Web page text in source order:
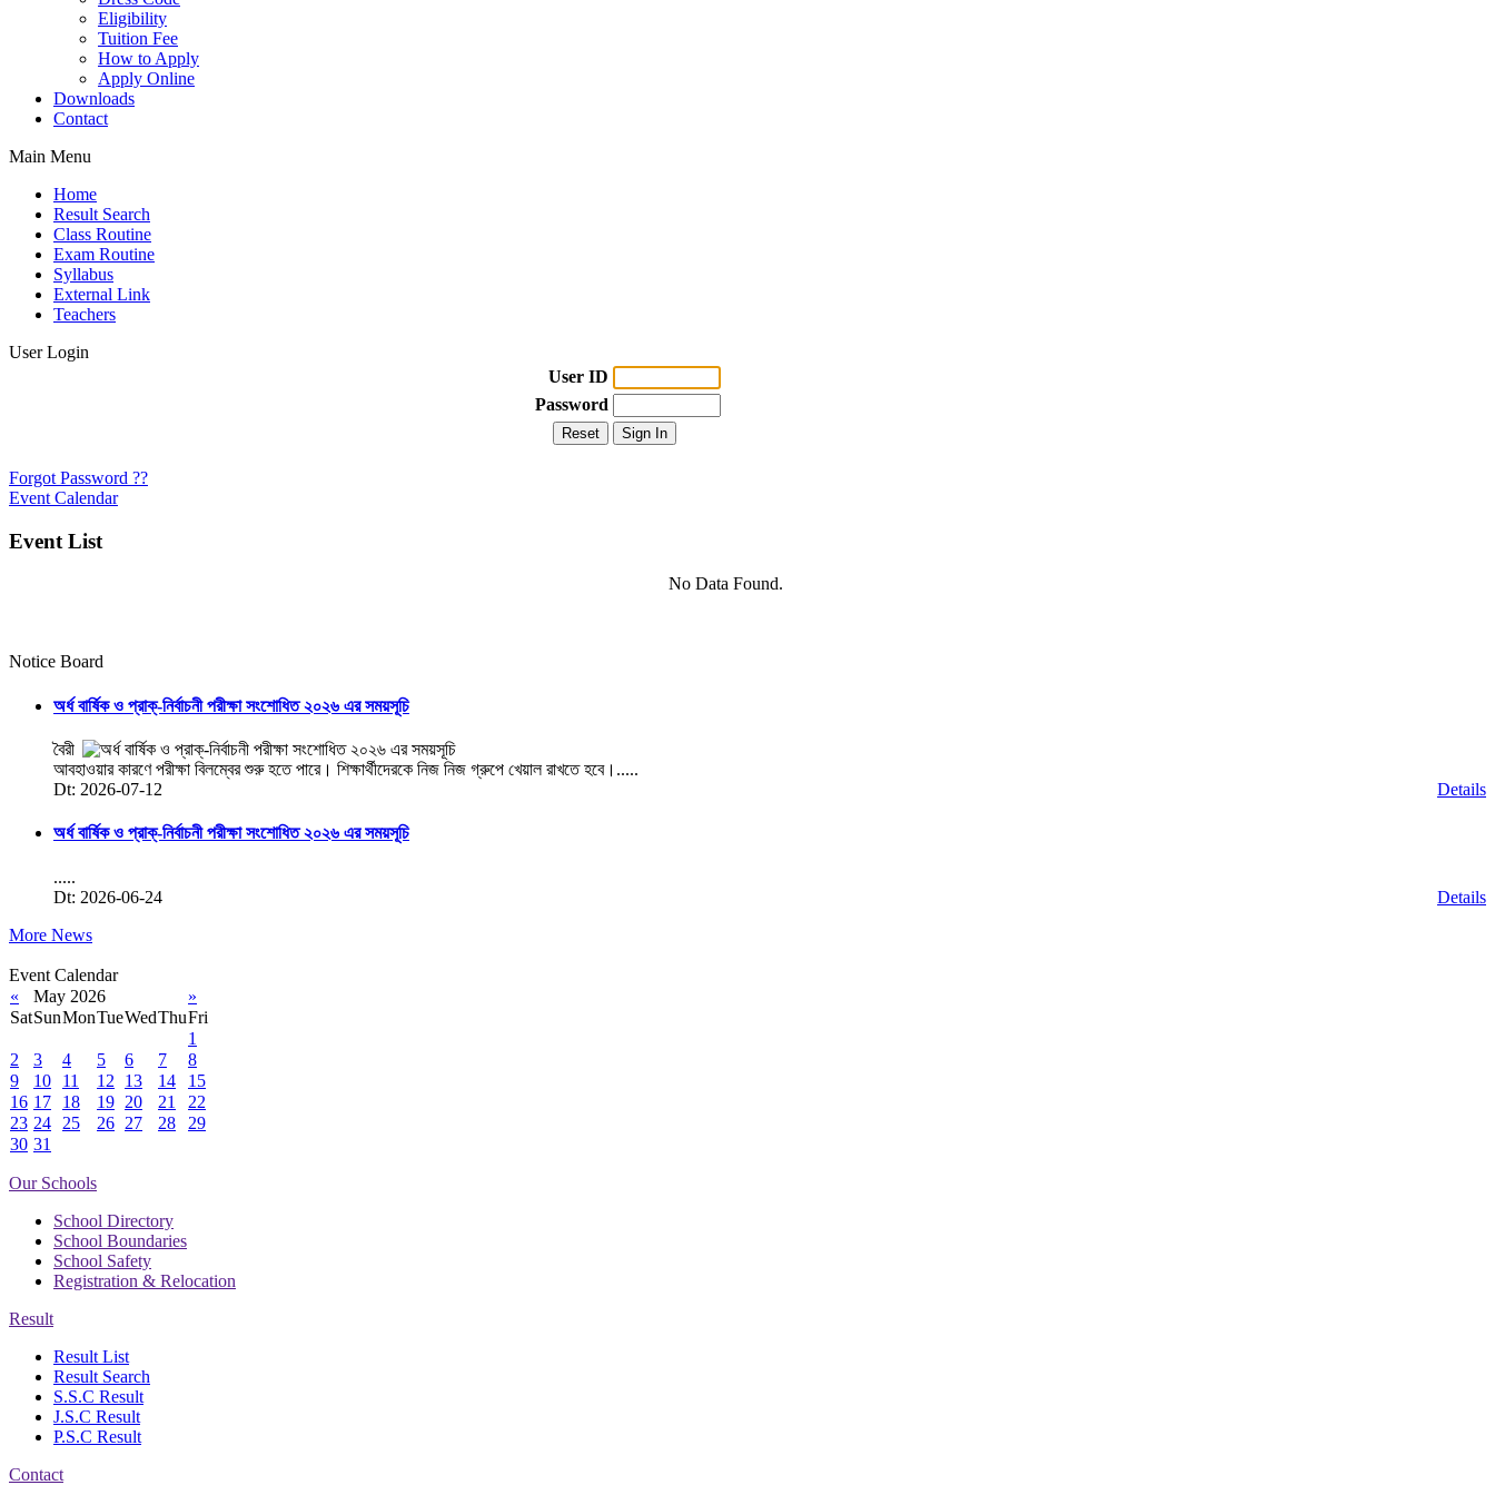
Eligibility
Tuition Fee
How to Apply
Apply Online
Downloads
Contact
Main Menu
Home
Result Search
Class Routine
Exam Routine
Syllabus
External Link
Teachers
User Login
User ID
Password
Forgot Password ??
Event Calendar
Event List
No Data Found.
Notice Board
অর্ধ বার্ষিক ও প্রাক্-নির্বাচনী পরীক্ষা সংশোধিত ২০২৬ এর সময়সূচি
বৈরী
আবহাওয়ার কারণে পরীক্ষা বিলম্বের শুরু হতে পারে। শিক্ষার্থীদেরকে নিজ নিজ গ্রুপে খেয়াল রাখতে হবে।.....
Dt: 2026-07-12
Details
অর্ধ বার্ষিক ও প্রাক্-নির্বাচনী পরীক্ষা সংশোধিত ২০২৬ এর সময়সূচি
.....
Dt: 2026-06-24
Details
More News
Event Calendar
«
May 2026
»
SatSunMonTueWedThuFri
1
2
3 4 5 6 7
8
9
10 11 12 13 14
15
16 17 18 19 20 21
22
23 24 25 26 27 28
29
30 31
Our Schools
School Directory
School Boundaries
School Safety
Registration & Relocation
Result
Result List
Result Search
S.S.C Result
J.S.C Result
P.S.C Result
Contact